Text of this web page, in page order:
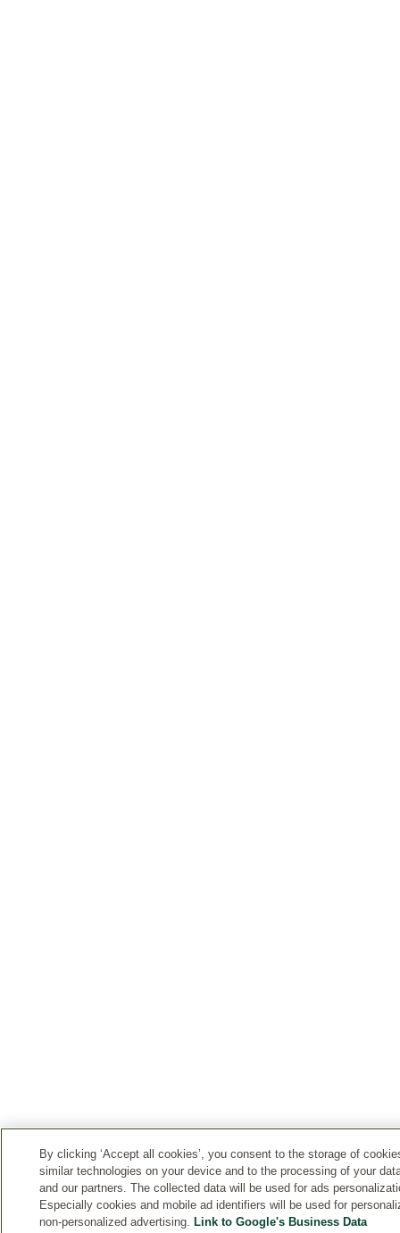
By clicking ‘Accept all cookies’, you consent to the storage of
similar technologies on your device and to the processing of your
and our partners. The collected data will be used for ads
Especially cookies and mobile ad identifiers will be used for
non-personalized advertising. Link to Google's Business Data